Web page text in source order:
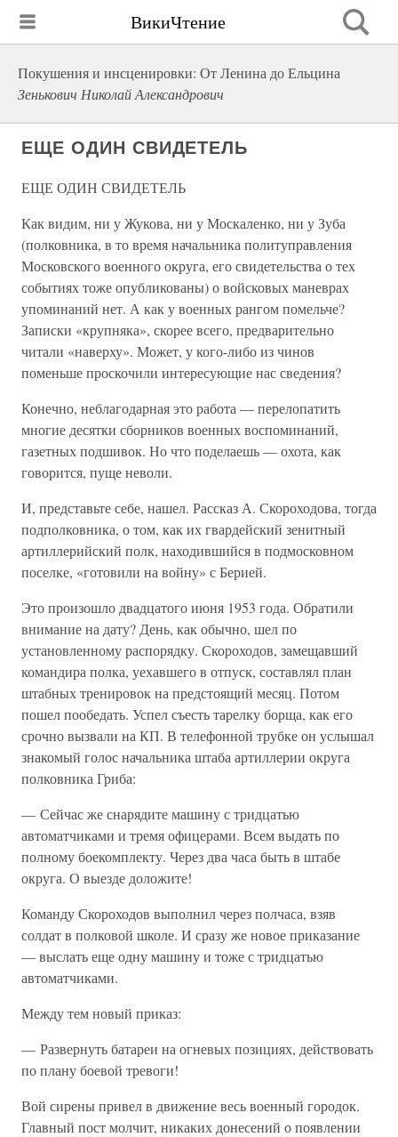
ВикиЧтение
Покушения и инсценировки: От Ленина до Ельцина
Зенькович Николай Александрович
ЕЩЕ ОДИН СВИДЕТЕЛЬ
ЕЩЕ ОДИН СВИДЕТЕЛЬ
Как видим, ни у Жукова, ни у Москаленко, ни у Зуба
(полковника, в то время начальника политуправления
Московского военного округа, его свидетельства о тех
событиях тоже опубликованы) о войсковых маневрах
упоминаний нет. А как у военных рангом помельче?
Записки «крупняка», скорее всего, предварительно
читали «наверху». Может, у кого-либо из чинов
поменьше проскочили интересующие нас сведения?
Конечно, неблагодарная это работа — перелопатить
многие десятки сборников военных воспоминаний,
газетных подшивок. Но что поделаешь — охота, как
говорится, пуще неволи.
И, представьте себе, нашел. Рассказ А. Скороходова, тогда
подполковника, о том, как их гвардейский зенитный
артиллерийский полк, находившийся в подмосковном
поселке, «готовили на войну» с Берией.
Это произошло двадцатого июня 1953 года. Обратили
внимание на дату? День, как обычно, шел по
установленному распорядку. Скороходов, замещавший
командира полка, уехавшего в отпуск, составлял план
штабных тренировок на предстоящий месяц. Потом
пошел пообедать. Успел съесть тарелку борща, как его
срочно вызвали на КП. В телефонной трубке он услышал
знакомый голос начальника штаба артиллерии округа
полковника Гриба:
— Сейчас же снарядите машину с тридцатью
автоматчиками и тремя офицерами. Всем выдать по
полному боекомплекту. Через два часа быть в штабе
округа. О выезде доложите!
Команду Скороходов выполнил через полчаса, взяв
солдат в полковой школе. И сразу же новое приказание
— выслать еще одну машину и тоже с тридцатью
автоматчиками.
Между тем новый приказ:
— Развернуть батареи на огневых позициях, действовать
по плану боевой тревоги!
Вой сирены привел в движение весь военный городок.
Главный пост молчит, никаких донесений о появлении